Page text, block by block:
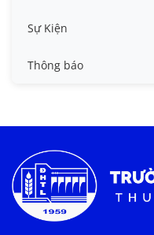
Tin công tác sinh viên
Tin đào tạo
Tin tức chung
Sự Kiện
Thông báo